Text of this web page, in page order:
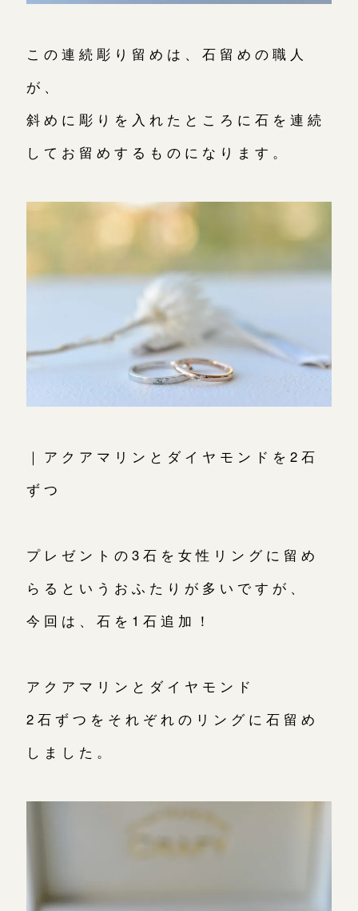
この連続彫り留めは、石留めの職人
が、
斜めに彫りを入れたところに石を連続
してお留めするものになります。
｜アクアマリンとダイヤモンドを2石
ずつ
プレゼントの3石を女性リングに留め
らるというおふたりが多いですが、
今回は、石を1石追加！
アクアマリンとダイヤモンド
2石ずつをそれぞれのリングに石留め
しました。